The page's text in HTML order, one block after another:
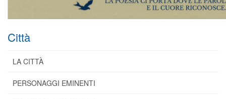
Città
LA CITTÀ
PERSONAGGI EMINENTI